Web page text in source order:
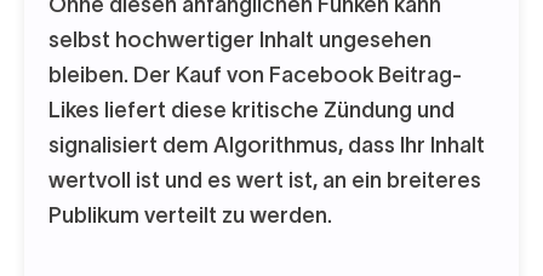
Ohne diesen anfänglichen Funken kann
selbst hochwertiger Inhalt ungesehen
bleiben. Der Kauf von Facebook Beitrag-
Likes liefert diese kritische Zündung und
signalisiert dem Algorithmus, dass Ihr Inhalt
wertvoll ist und es wert ist, an ein breiteres
Publikum verteilt zu werden.